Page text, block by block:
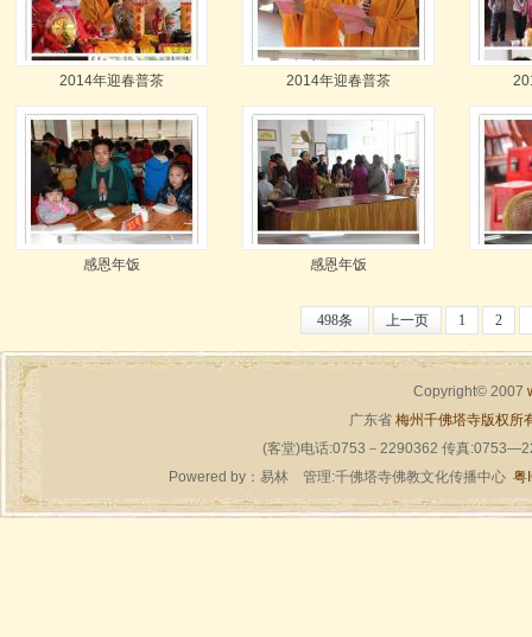
2014年迎春普茶 2014年迎春普茶
感恩年饭 感恩年饭
498条 上一页 1 2
Copyright© 2007
广东省 梅州千佛塔寺版权所
(客堂)电话:0753－2290362 传真
Powered by： 易林管理:千佛塔寺佛教文化传播中心 粤